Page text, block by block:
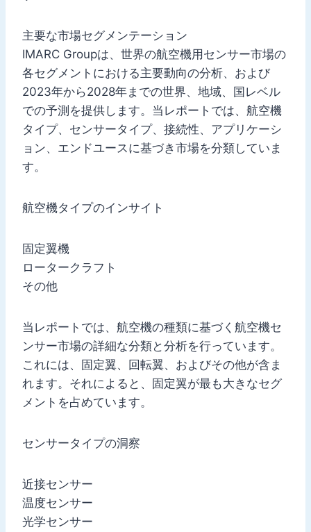
主要な市場セグメンテーション
IMARC Groupは、世界の航空機用センサー市場の
各セグメントにおける主要動向の分析、および
2023年から2028年までの世界、地域、国レベル
での予測を提供します。当レポートでは、航空機
タイプ、センサータイプ、接続性、アプリケーシ
ョン、エンドユースに基づき市場を分類していま
す。
航空機タイプのインサイト
固定翼機
ロータークラフト
その他
当レポートでは、航空機の種類に基づく航空機セ
ンサー市場の詳細な分類と分析を行っています。
これには、固定翼、回転翼、およびその他が含ま
れます。それによると、固定翼が最も大きなセグ
メントを占めています。
センサータイプの洞察
近接センサー
温度センサー
光学センサー